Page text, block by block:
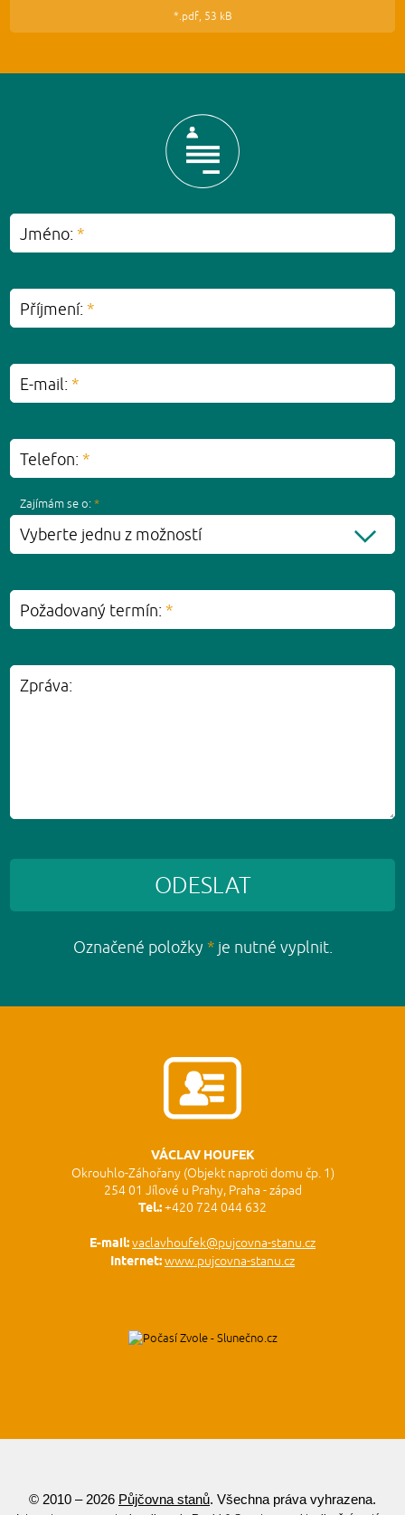
*.pdf, 53 kB
Jméno:*
Příjmení:*
E-mail:*
Telefon:*
Zajímám se o:*
Vyberte jednu z možností
Požadovaný termín:*
Zpráva:
ODESLAT
Označené položky *je nutné vyplnit.
VÁCLAV HOUFEK
Okrouhlo-Záhořany (Objekt naproti domu čp. 1)
254 01 Jílové u Prahy, Praha - západ
Tel.:+420 724 044 632
E-mail:vaclavhoufek@pujcovna-stanu.cz
Internet:www.pujcovna-stanu.cz
© 2010 – 2026 Půjčovna stanů. Všechna práva vyhrazena.